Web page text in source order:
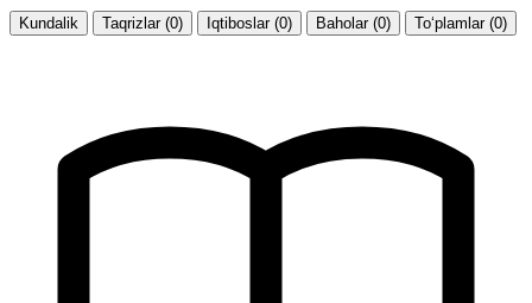
Kundalik Taqrizlar (0) Iqtiboslar (0) Baholar (0) To‘plamlar (0)